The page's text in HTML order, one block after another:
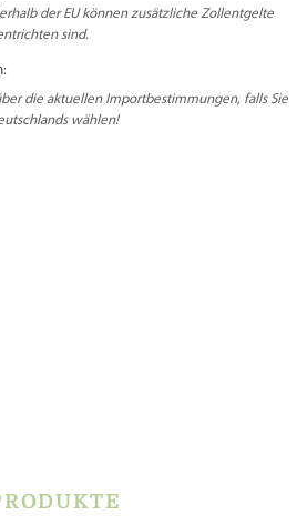
der EU können zusätzliche Zollentgelte
sind.
die aktuellen Importbestimmungen, falls Sie
wählen!